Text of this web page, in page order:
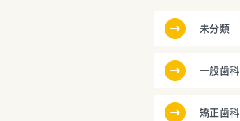
未分類
一般歯科
矯正歯科